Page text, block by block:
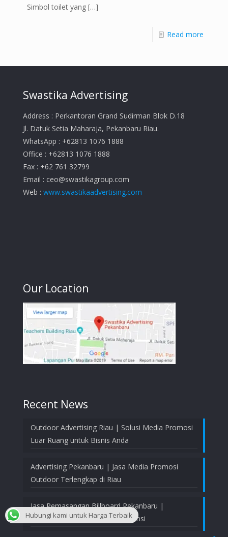
Simbol toilet yang […]
Read more
Swastika Advertising
Address : Perkantoran Grand Sudirman Blok D.18
Jl. Datuk Setia Maharaja, Pekanbaru Riau.
WhatsApp : +62813 1076 1888
Office : +62813 1076 1888
Fax : +62 761 32799
Email : ceo@swastikagroup.com
Web : www.swastikaadvertising.com
Our Location
Recent News
Outdoor Advertising Riau | Solusi Media Promosi
Luar Ruang untuk Bisnis Anda
Advertising Pekanbaru | Jasa Media Promosi
Outdoor Terlengkap di Riau
Jasa Pemasangan Billboard Pekanbaru |
Profesional, Aman, dan Bergaransi
Hubungi kami untuk Harga Terbaik